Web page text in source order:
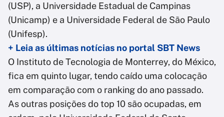
(USP), a Universidade Estadual de Campinas
(Unicamp) e a Universidade Federal de São Paulo
(Unifesp).
+ Leia as últimas notícias no portal SBT News
O Instituto de Tecnologia de Monterrey, do México,
fica em quinto lugar, tendo caído uma colocação
em comparação com o ranking do ano passado.
As outras posições do top 10 são ocupadas, em